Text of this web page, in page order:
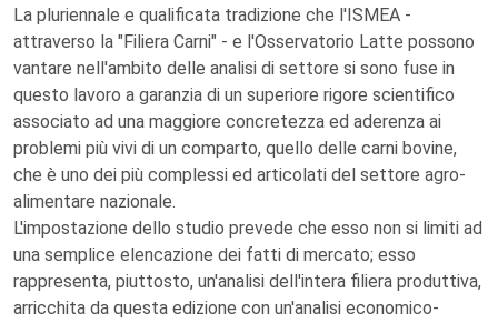
La pluriennale e qualificata tradizione che l'ISMEA -
attraverso la "Filiera Carni" - e l'Osservatorio Latte possono
vantare nell'ambito delle analisi di settore si sono fuse in
questo lavoro a garanzia di un superiore rigore scientifico
associato ad una maggiore concretezza ed aderenza ai
problemi più vivi di un comparto, quello delle carni bovine,
che è uno dei più complessi ed articolati del settore agro-
alimentare nazionale.
L'impostazione dello studio prevede che esso non si limiti ad
una semplice elencazione dei fatti di mercato; esso
rappresenta, piuttosto, un'analisi dell'intera filiera produttiva,
arricchita da questa edizione con un'analisi economico-